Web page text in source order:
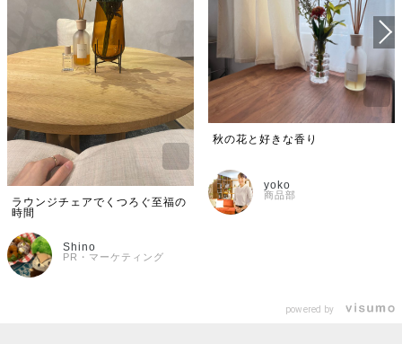
ラウンジチェアでくつろぐ至福の
時間
PR・マーケティング
Shino
秋の花と好きな香り
商品部
yoko
powered by